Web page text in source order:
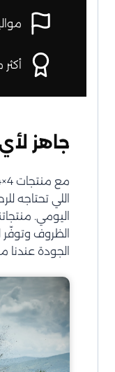
أكثر من 60
جاهز
اللي تحتاجه
اليومي.
الظروف
الجودة